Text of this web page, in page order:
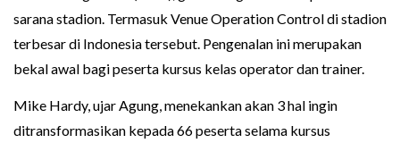
sarana stadion. Termasuk Venue Operation Control di stadion
terbesar di Indonesia tersebut. Pengenalan ini merupakan
bekal awal bagi peserta kursus kelas operator dan trainer.
Mike Hardy, ujar Agung, menekankan akan 3 hal ingin
ditransformasikan kepada 66 peserta selama kursus